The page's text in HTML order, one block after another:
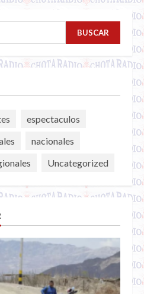
espectaculos
nacionales
Uncategorized